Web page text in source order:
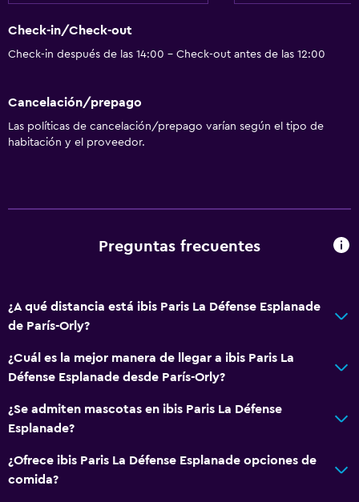
Check-in/Check-out
Check-in después de las 14:00 - Check-out antes de las 12:00
Cancelación/prepago
Las políticas de cancelación/prepago varían según el tipo de
habitación y el proveedor.
Preguntas frecuentes
¿A qué distancia está ibis Paris La Défense Esplanade
de París-Orly?
¿Cuál es la mejor manera de llegar a ibis Paris La
Défense Esplanade desde París-Orly?
¿Se admiten mascotas en ibis Paris La Défense
Esplanade?
¿Ofrece ibis Paris La Défense Esplanade opciones de
comida?